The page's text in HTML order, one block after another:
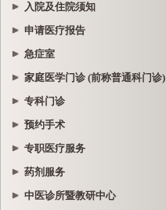
入院及住院须知
申请医疗报告
急症室
家庭医学门诊 (前称普通科门诊)
专科门诊
预约手术
专职医疗服务
药剂服务
中医诊所暨教研中心